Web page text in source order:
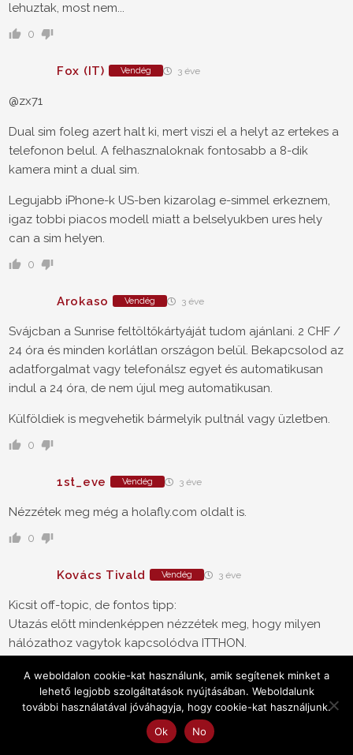
lehuztak, most nem...
0
Fox (IT) Vendég 3 éve
@zx71
Dual sim foleg azert halt ki, mert viszi el a helyt az ertekes a
telefonon belul. A felhasznaloknak fontosabb a 8-dik
kamera mint a dual sim.
Legujabb iPhone-k US-ben kizarolag e-simmel erkeznem,
igaz tobbi piacos modell miatt a belselyukben ures hely
can a sim helyen.
0
Arokaso Vendég 3 éve
Svájcban a Sunrise feltöltőkártyáját tudom ajánlani. 2 CHF /
24 óra és minden korlátlan országon belül. Bekapcsolod az
adatforgalmat vagy telefonálsz egyet és automatikusan
indul a 24 óra, de nem újul meg automatikusan.
Külföldiek is megvehetik bármelyik pultnál vagy üzletben.
0
1st_eve Vendég 3 éve
Nézzétek meg még a holafly.com oldalt is.
0
Kovács Tivald Vendég 3 éve
Kicsit off-topic, de fontos tipp:
Utazás előtt mindenképpen nézzétek meg, hogy milyen
hálózathoz vagytok kapcsolódva ITTHON.
4G-ről, amit nem vettem észre, mert itthon van HSDPA, és a
legtöbb esetben az is "elég jó" volt, mikor nem voltam wifi-
A weboldalon cookie-kat használunk, amik segítenek minket a
lehető legjobb szolgáltatások nyújtásában. Weboldalunk
további használatával jóváhagyja, hogy cookie-kat használjunk.
Ok
No